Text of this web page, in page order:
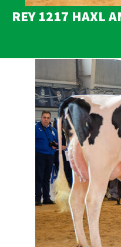
REY 1217 HAXL